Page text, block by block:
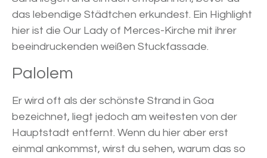
das lebendige Städtchen erkundest. Ein Highlight
hier ist die Our Lady of Merces-Kirche mit ihrer
beeindruckenden weißen Stuckfassade.
Palolem
Er wird oft als der schönste Strand in Goa
bezeichnet, liegt jedoch am weitesten von der
Hauptstadt entfernt. Wenn du hier aber erst
einmal ankommst, wirst du sehen, warum das so